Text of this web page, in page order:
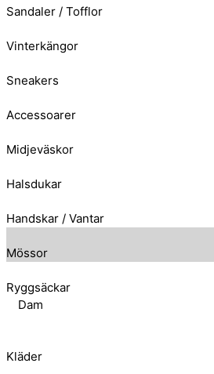
Sandaler / Tofflor
Vinterkängor
Sneakers
Accessoarer
Midjeväskor
Halsdukar
Handskar / Vantar
Mössor
Ryggsäckar
Dam
Kläder